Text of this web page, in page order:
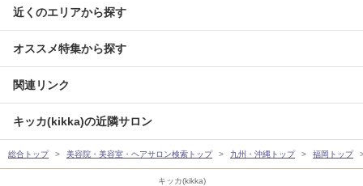
キッカ(kikka)
近くのエリアから探す
オススメ特集から探す
関連リンク
キッカ(kikka)の近隣サロン
総合トップ 美容院・美容室・ヘアサロン検索トップ 九州・沖縄トップ 福岡トップ